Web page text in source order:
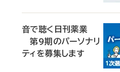
音で聴く日刊薬業
第9期のパーソナリ
ティを募集します